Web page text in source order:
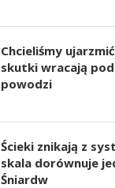
Chcieliśmy
skutki wracają
powodzi
Ścieki znikają z
skala dorównuje
Śniardw